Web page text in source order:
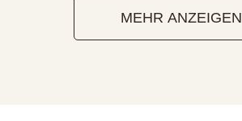
MEHR ANZEIGEN